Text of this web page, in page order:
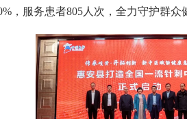
，服务患者805人次，全力守护群众